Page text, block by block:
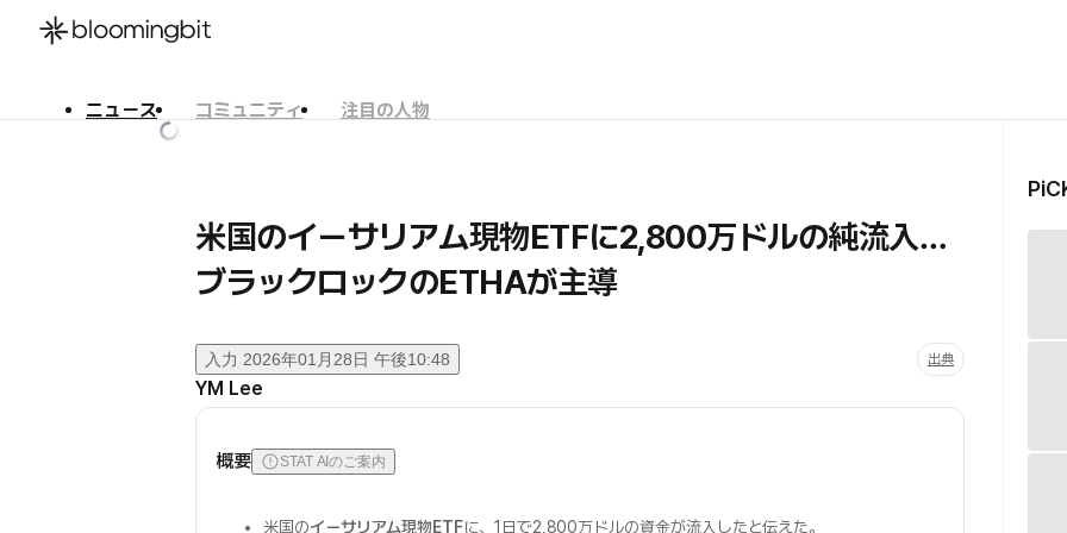
ニュース コミュニティ
注目の人物
米国のイーサリアム現物ETFに2,800万ドルの純流入…
ブラックロックのETHAが主導
入力 2026年01月28日 午後10:48 出典
YM Lee
概要 STAT AIのご案内
米国のイーサリアム現物ETFに、1日で2,800万ドルの資金が流入したと伝えた。